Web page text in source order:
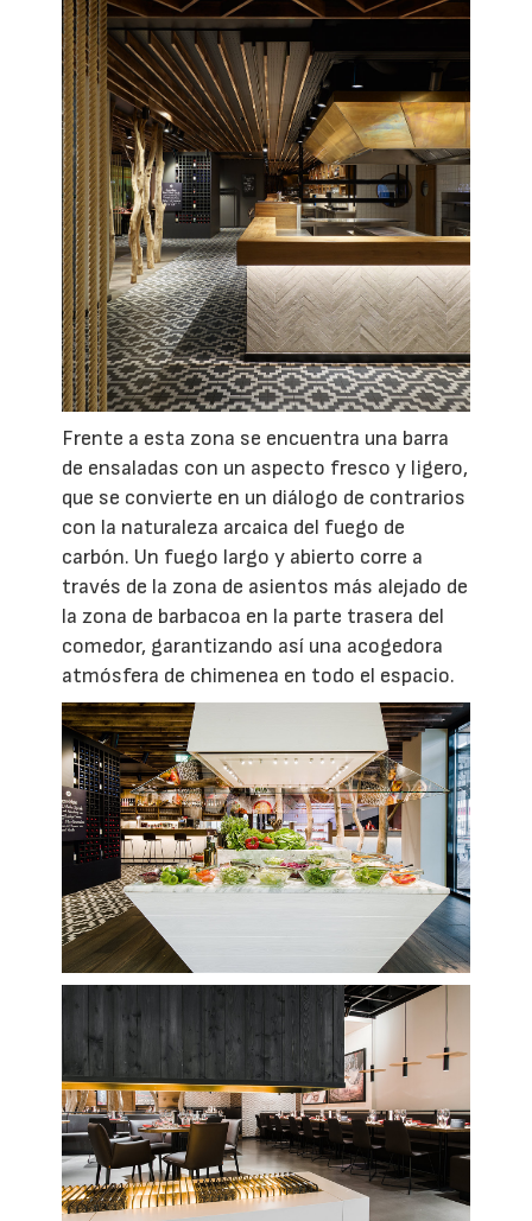
Frente a esta zona se encuentra una barra
de ensaladas con un aspecto fresco y ligero,
que se convierte en un diálogo de contrarios
con la naturaleza arcaica del fuego de
carbón. Un fuego largo y abierto corre a
través de la zona de asientos más alejado de
la zona de barbacoa en la parte trasera del
comedor, garantizando así una acogedora
atmósfera de chimenea en todo el espacio.